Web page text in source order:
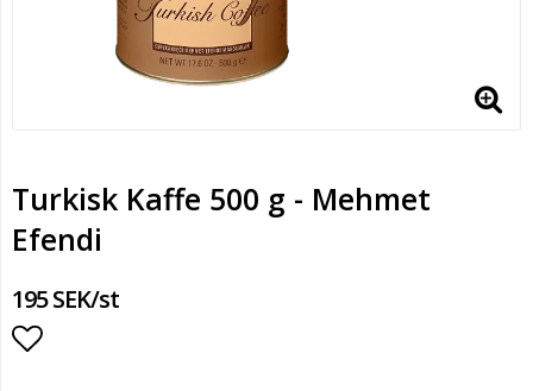
Turkisk Kaffe 500 g - Mehmet
Efendi
195 SEK/st